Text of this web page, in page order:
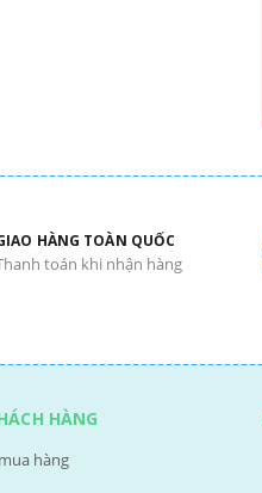
HÀNG TOÀN QUỐC
toán khi nhận hàng
HÀNG
hàng